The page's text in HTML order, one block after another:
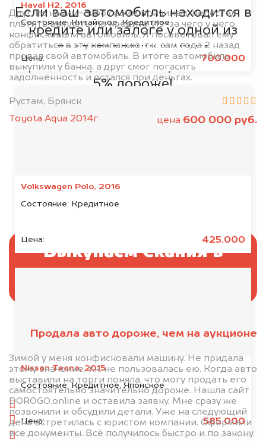
Haval H2, 2016
Состояние:Китайское, Кредитное
Цена: 700.000
Volkswagen Polo, 2016
Состояние: Кредитное
Цена: 425.000
Nissan Teana, 2015
Состояние:Кредитное, Японское
Цена: 585.000
Друг, по каким-либо своим причинам, перестал
платить выплаты по кредиту. Из-за чего у него
конфисковали автомобиль. Я посоветовал ему
обратиться в эту компанию, т.к. сам года 2 назад
продал свой автомобиль. В итоге автомобиль
выкупили у банка, а друг смог погасить
задолженность и остался при деньгах.
Рустам, Брянск
Toyota Aqua 2014г
цена 600 000 руб.
Продала авто дороже, чем на аукционе
Зимой у меня конфисковали машину. Не придала
этому значение, т.к. не пользовалась ею. Когда авто
выставили на торги поняла, что могу продать его
самостоятельно значительно дороже. Нашла сайт
DOROGO.online и оставила заявку. Мне сразу же
позвонили и обсудили детали. Уже на следующий
день встретилась с юристом компании. Оформили
все документы. Всё получилось быстро и по закону.
Если ваш автомобиль находится в
кредите или залоге у одной из
представленных ниже
организаций, то мы купим его на
5% дороже!
Выкупаем Скания в
минуту эксперт-оценщик назовёт сумму.
1. Сфотографируйте машину:
спереди
сзади
слева